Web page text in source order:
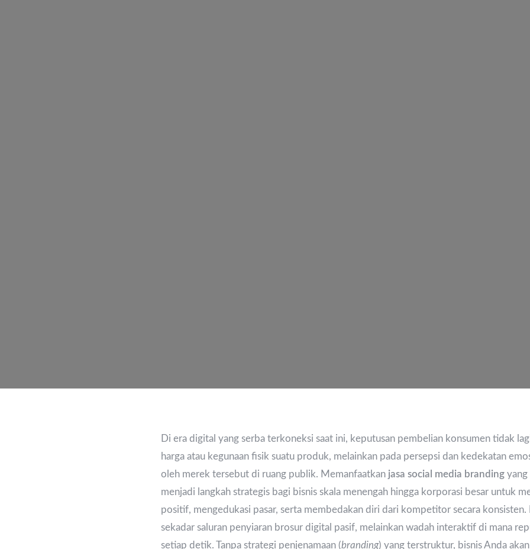
Di era digital yang serba terkoneksi saat ini, keputusan pembelian konsumen tidak
harga atau kegunaan fisik suatu produk, melainkan pada persepsi dan kedekatan
oleh merek tersebut di ruang publik. Memanfaatkan jasa social media branding yang
menjadi langkah strategis bagi bisnis skala menengah hingga korporasi besar untuk
positif, mengedukasi pasar, serta membedakan diri dari kompetitor secara konsisten.
sekadar saluran penyiaran brosur digital pasif, melainkan wadah interaktif di mana
setiap detik. Tanpa strategi penjenamaan (branding) yang terstruktur, bisnis Anda